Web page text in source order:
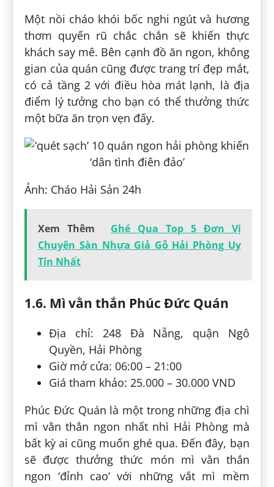
Một nồi cháo khói bốc nghi ngút và hương
thơm quyến rũ chắc chắn sẽ khiến thực
khách say mê. Bên cạnh đồ ăn ngon, không
gian của quán cũng được trang trí đẹp mắt,
có cả tầng 2 với điều hòa mát lạnh, là địa
điểm lý tưởng cho bạn có thể thưởng thức
một bữa ăn trọn vẹn đấy.
Ảnh: Cháo Hải Sản 24h
Xem Thêm
Ghé Qua Top 5 Đơn Vị
Chuyên Sàn Nhựa Giả Gỗ Hải Phòng Uy
Tín Nhất
1.6. Mì vằn thắn Phúc Đức Quán
Địa chỉ: 248 Đà Nẵng, quận Ngô
Quyền, Hải Phòng
Giờ mở cửa: 06:00 – 21:00
Giá tham khảo: 25.000 – 30.000 VND
Phúc Đức Quán là một trong những địa chì
mì vằn thắn ngon nhất nhì Hải Phòng mà
bất kỳ ai cũng muốn ghé qua. Đến đây, bạn
sẽ được thưởng thức món mì vằn thắn
ngon ‘đỉnh cao’ với những vắt mì mềm